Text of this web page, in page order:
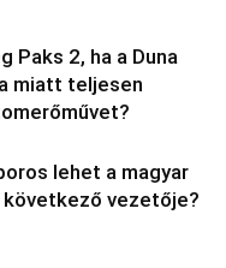
Paks 2, ha a Duna
miatt teljesen
lehet a magyar
vezetője?